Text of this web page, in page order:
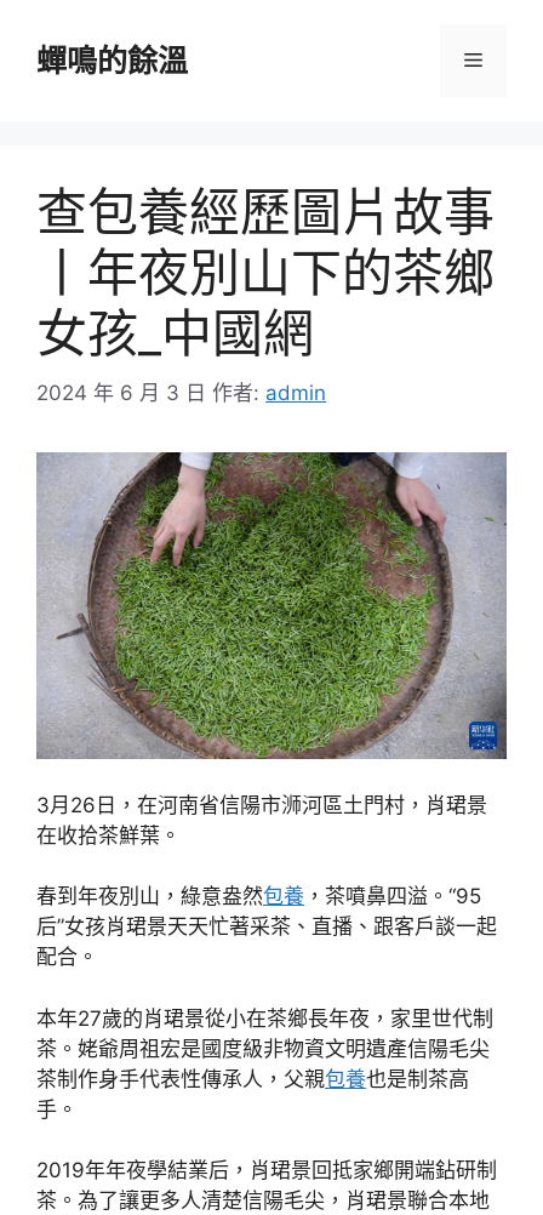
蟬鳴的餘溫 選
查包養經歷圖片故事
丨年夜別山下的茶鄉
女孩_中國網
2024 年 6 月 3 日 作者: admin
3月26日，在河南省信陽市浉河區土門村，肖珺景
在收拾茶鮮葉。
春到年夜別山，綠意盎然包養 ，茶噴鼻四溢。“95
后”女孩肖珺景天天忙著采茶、直播、跟客戶談一起
配合。
本年27歲的肖珺景從小在茶鄉長年夜，家里世代制
茶。姥爺周祖宏是國度級非物資文明遺產信陽毛尖
茶制作身手代表性傳承人，父親包養也是制茶高
手。
2019年年夜學結業后，肖珺景回抵家鄉開端鉆研制
茶。為了讓更多人清楚信陽毛尖，肖珺景聯合本地